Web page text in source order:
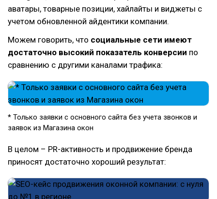
аватары, товарные позиции, хайлайты и виджеты с
учетом обновленной айдентики компании.
Можем говорить, что социальные сети имеют
достаточно высокий показатель конверсии по
сравнению с другими каналами трафика:
* Только заявки с основного сайта без учета звонков и
заявок из Магазина окон
В целом – PR-активность и продвижение бренда
приносят достаточно хороший результат: